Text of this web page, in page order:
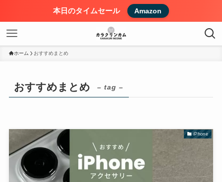
本日のタイムセール Amazon
ホーム おすすめまとめ
おすすめまとめ – tag –
iPhone